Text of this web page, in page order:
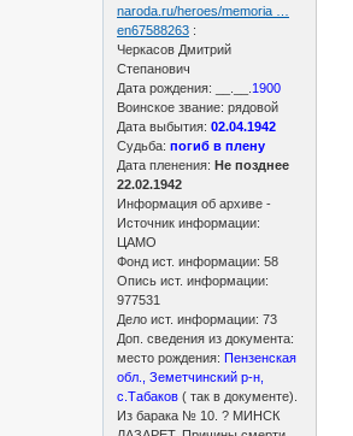
naroda.ru/heroes/memoria …
en67588263 :
Черкасов Дмитрий
Степанович
Дата рождения: __.__. 1900
Воинское звание: рядовой
Дата выбытия:02.04.1942
Судьба: погиб в плену
Дата пленения:Не позднее
22.02.1942
Информация об архиве -
Источник информации:
ЦАМО
Фонд ист. информации: 58
Опись ист. информации:
977531
Дело ист. информации: 73
Доп. сведения из документа:
место рождения: Пензенская
обл., Земетчинский р-н,
с.Табаков ( так в документе).
Из барака № 10. ? МИНСК